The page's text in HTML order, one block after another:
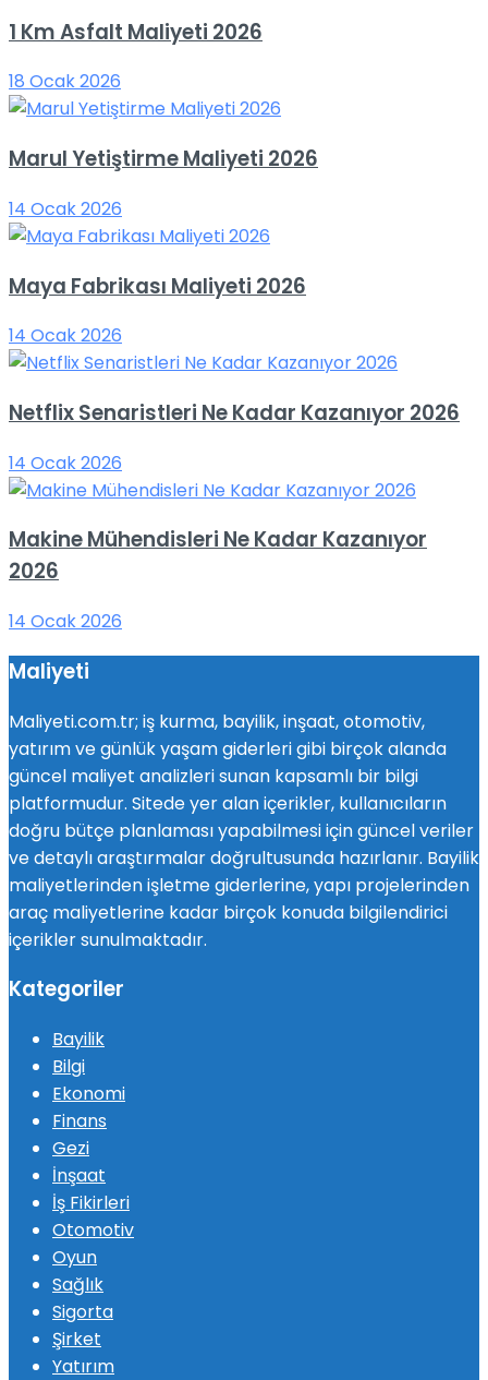
1 Km Asfalt Maliyeti 2026
18 Ocak 2026
Marul Yetiştirme Maliyeti 2026
14 Ocak 2026
Maya Fabrikası Maliyeti 2026
14 Ocak 2026
Netflix Senaristleri Ne Kadar Kazanıyor 2026
14 Ocak 2026
Makine Mühendisleri Ne Kadar Kazanıyor
2026
14 Ocak 2026
Maliyeti
Maliyeti.com.tr; iş kurma, bayilik, inşaat, otomotiv,
yatırım ve günlük yaşam giderleri gibi birçok alanda
güncel maliyet analizleri sunan kapsamlı bir bilgi
platformudur. Sitede yer alan içerikler, kullanıcıların
doğru bütçe planlaması yapabilmesi için güncel veriler
ve detaylı araştırmalar doğrultusunda hazırlanır. Bayilik
maliyetlerinden işletme giderlerine, yapı projelerinden
araç maliyetlerine kadar birçok konuda bilgilendirici
içerikler sunulmaktadır.
Kategoriler
Bayilik
Bilgi
Ekonomi
Finans
Gezi
İnşaat
İş Fikirleri
Otomotiv
Oyun
Sağlık
Sigorta
Şirket
Yatırım